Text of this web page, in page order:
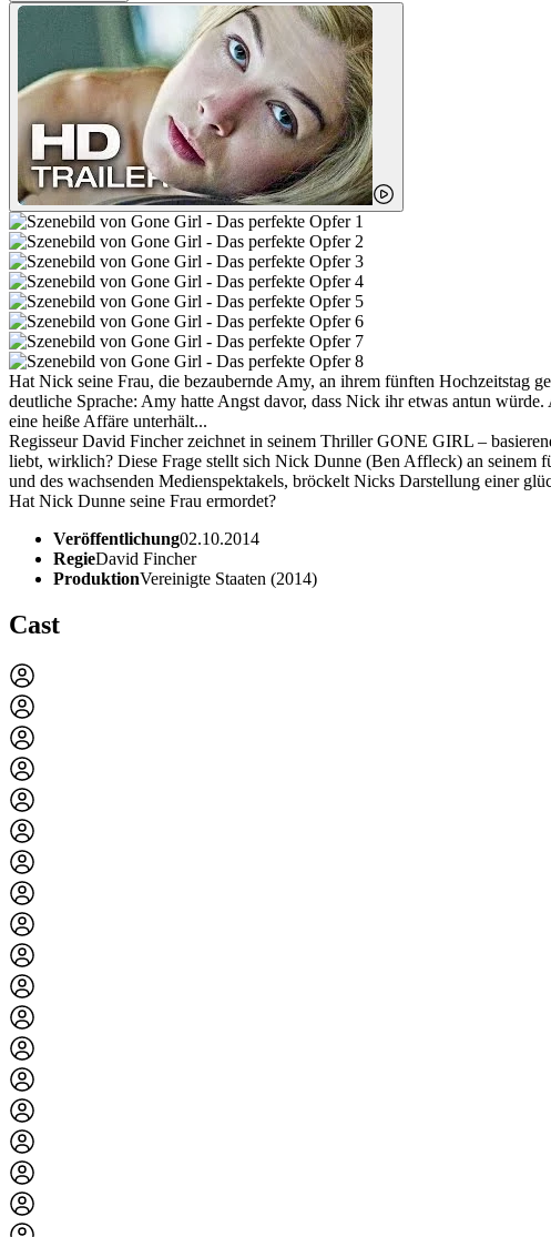
Hat Nick seine Frau, die bezaubernde Amy, an ihrem fünften Hochzeitstag
deutliche Sprache: Amy hatte Angst davor, dass Nick ihr etwas antun
eine heiße Affäre unterhält...
Regisseur David Fincher zeichnet in seinem Thriller GONE GIRL –
liebt, wirklich? Diese Frage stellt sich Nick Dunne (Ben Affleck) an seinem
und des wachsenden Medienspektakels, bröckelt Nicks Darstellung einer
Hat Nick Dunne seine Frau ermordet?
Veröffentlichung02.10.2014
RegieDavid Fincher
ProduktionVereinigte Staaten (2014)
Cast